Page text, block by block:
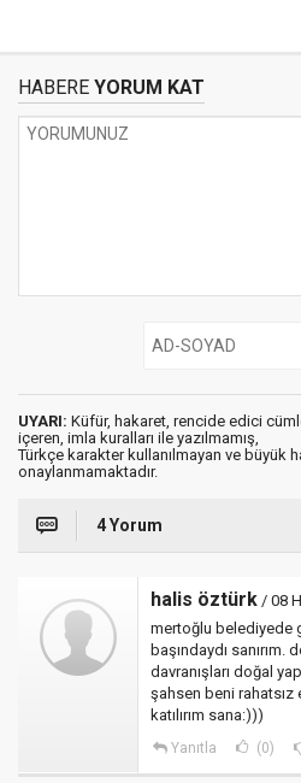
HABERE YORUM KAT
UYARI: Küfür, hakaret, rencide edici
içeren, imla kuralları ile yazılmamış,
Türkçe karakter kullanılmayan ve büyük
onaylanmamaktadır.
4 Yorum
halis öztürk / 08
mertoğlu belediyede
başındaydı
davranışları doğal
şahsen beni
katılırım sana:)))
Yanıtla (0)